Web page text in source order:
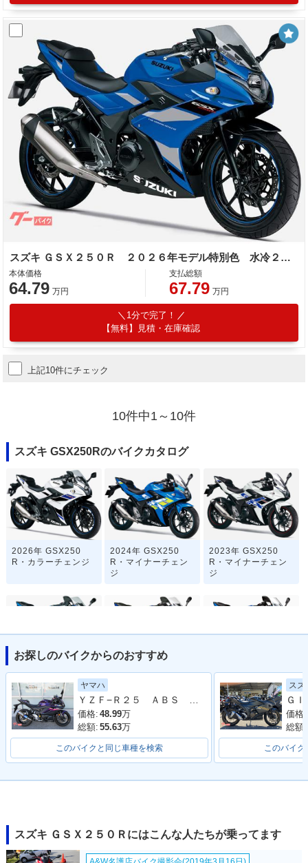
スズキ ＧＳＸ２５０Ｒ ２０２６年モデル特別色 水冷２気筒エンジン
本体価格
64.79 万円
支払総額
67.79 万円
1分で完了！
【無料】見積・在庫確認
上記10件にチェック
10件中1～10件
スズキ GSX250Rのバイクカタログ
2026年 GSX250
R・カラーチェンジ
2024年 GSX250
R・マイナーチェン
ジ
2023年 GSX250
R・マイナーチェン
ジ
2021年 GSX250R A
BS・追加
R・カラーチェンジ
お探しのバイクからのおすすめ
ヤマハ
価格: 48.99万
総額: 55.63万
このバイクと同じ車種を検索
スズ
価格:
総額:
このバイ
スズキ ＧＳＸ２５０Ｒにはこんな人たちが乗ってます